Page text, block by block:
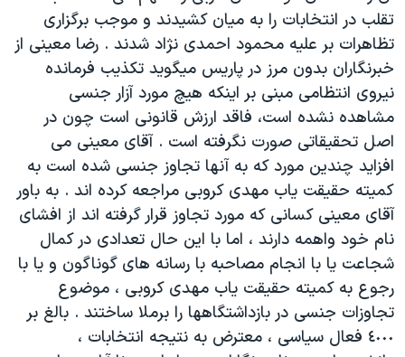
تقلب در انتخابات را به ميان کشيدند و موجب برگزاری
تظاهرات بر عليه محمود احمدی نژاد شدند . رضا معينی از
خبرنگاران بدون مرز در پاريس ميگويد تکذيب فرمانده
نيروی انتظامی مبنی بر اينکه هيچ مورد آزار جنسی
مشاهده نشده است، فاقد ارزش قانونی است چون در
اصل تحقيقاتی صورت نگرفته است . آقای معينی می
افزايد چندين مورد که به آنها تجاوز جنسی شده است به
کميته حقيقت ياب مهدی کروبی مراجعه کرده اند . به باور
آقای معينی کسانی که مورد تجاوز قرار گرفته اند از افشای
نام خود واهمه دارند ، اما با اين حال تعدادی در کمال
شجاعت يا با انجام مصاحبه با رسانه های گوناگون و يا با
رجوع به کميته حقيقت ياب مهدی کروبی ، موضوع
تجاوزات جنسی در بازداشتگاهها را برملا ساختند . بالغ بر
٤٠٠٠ فعال سياسی ، معترض به نتيجه انتخابات ،